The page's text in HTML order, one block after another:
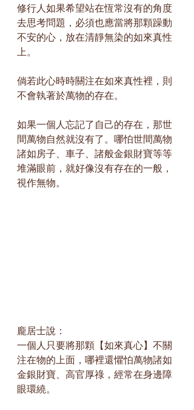
修行人如果希望站在恆常沒有的角度
去思考問題，必須也應當將那顆躁動
不安的心，放在清靜無染的如來真性
上。
倘若此心時時關注在如來真性裡，則
不會執著於萬物的存在。
如果一個人忘記了自己的存在，那世
間萬物自然就沒有了。哪怕世間萬物
諸如房子、車子、諸般金銀財寶等等
堆滿眼前，就好像沒有存在的一般，
視作無物。
龐居士說：
一個人只要將那顆【如來真心】不關
注在物的上面，哪裡還懼怕萬物諸如
金銀財寶、高官厚祿，經常在身邊障
眼環繞。